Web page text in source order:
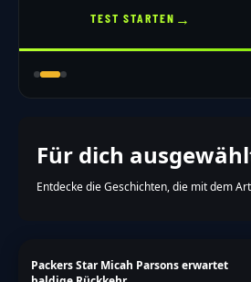
TEST STARTEN →
Für dich
Entdecke die Geschichten, die mit dem
Packers Star Micah Parsons erwartet